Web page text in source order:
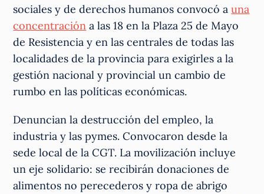
sociales y de derechos humanos convocó auna
concentración a las 18 en la Plaza 25 de Mayo
de Resistencia y en las centrales de todas las
localidades de la provincia para exigirles a la
gestión nacional y provincial un cambio de
rumbo en las políticas económicas.
Denuncian la destrucción del empleo, la
industria y las pymes. Convocaron desde la
sede local de la CGT. La movilización incluye
un eje solidario: se recibirán donaciones de
alimentos no perecederos y ropa de abrigo